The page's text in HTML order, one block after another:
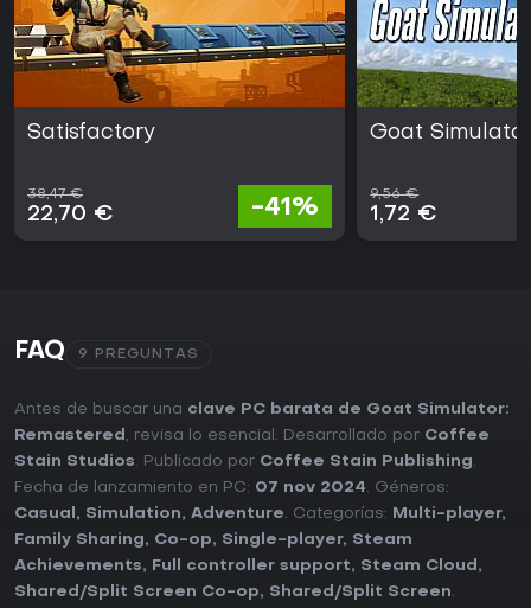
Satisfactory
38,47 €
22,70 € -41%
Goat
9,56 €
1,72 €
FAQ 9 PREGUNTAS
Antes de buscar una clave PC barata de Goat Simulator:
Remastered , revisa lo esencial. Desarrollado por Coffee
Stain Studios. Publicado por Coffee Stain Publishing.
Fecha de lanzamiento en PC: 07 nov 2024. Géneros:
Casual , Simulation, Adventure. Categorías: Multi-player,
Family Sharing, Co-op, Single-player, Steam
Achievements, Full controller support, Steam Cloud ,
Shared/Split Screen Co-op, Shared/Split Screen.